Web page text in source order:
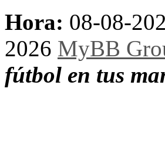
Hora: 08-08-
2026 MyBB
fútbol en tus